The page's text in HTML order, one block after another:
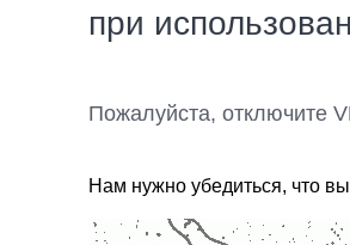
при
Пожалуйста, отключите
Нам нужно убедиться, что